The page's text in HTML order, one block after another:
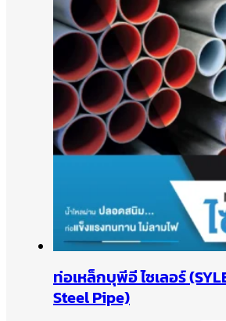
ท่อเหล็กบุพีอี ไซเลอร์
Steel Pipe)